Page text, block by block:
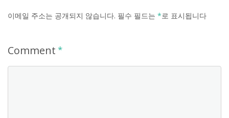
이메일 주소는 공개되지 않습니다. 필수 필드는 *로 표시됩니다
Comment *